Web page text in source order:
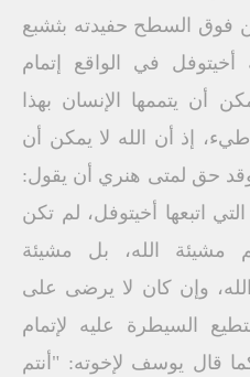
فوق السطح حفيدته بثشبع
في الواقع إتمام
أن يتممها الإنسان بهذا
إذ أن الله لا يمكن أن
وقد حق لمتى هنري أن يقول:
اتبعها أخيتوفل، لم تكن
مشيئة الله، بل مشيئة
وإن كان لا يرضى على
السيطرة عليه لإتمام
قال يوسف لإخوته: "أنتم